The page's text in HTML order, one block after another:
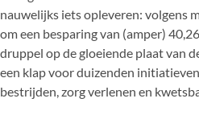
nauwelijks iets opleveren: volgens
om een besparing van (amper)
druppel op de gloeiende plaat van
een klap voor duizenden
bestrijden, zorg verlenen en